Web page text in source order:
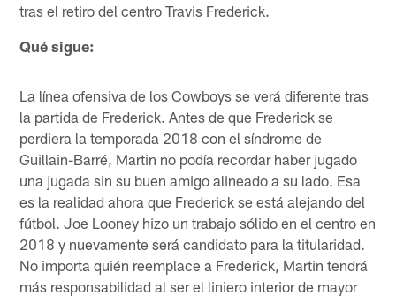
tras el retiro del centro Travis Frederick.
Qué sigue:
La línea ofensiva de los Cowboys se verá diferente tras
la partida de Frederick. Antes de que Frederick se
perdiera la temporada 2018 con el síndrome de
Guillain-Barré, Martin no podía recordar haber jugado
una jugada sin su buen amigo alineado a su lado. Esa
es la realidad ahora que Frederick se está alejando del
fútbol. Joe Looney hizo un trabajo sólido en el centro en
2018 y nuevamente será candidato para la titularidad.
No importa quién reemplace a Frederick, Martin tendrá
más responsabilidad al ser el liniero interior de mayor